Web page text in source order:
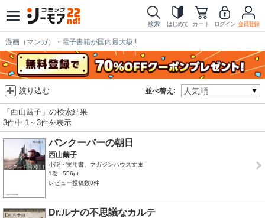
検索 はじめて カート ログイン 会員登録
漫画（マンガ）・電子書籍が国内最大級!!
並べ替え:
絞り込む
「西山繭子」の検索結果
3件中 1～3件を表示
バンクーバーの朝日
西山繭子
小説・実用書、マガジンハウス文庫
1巻
556pt
レビュー投稿数0件
Dr.ルナの不思議なカルテ